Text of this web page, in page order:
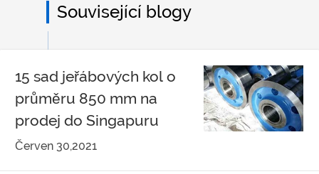
Související blogy
15 sad jeřábových kol o
průměru 850 mm na
prodej do Singapuru
Červen 30,2021